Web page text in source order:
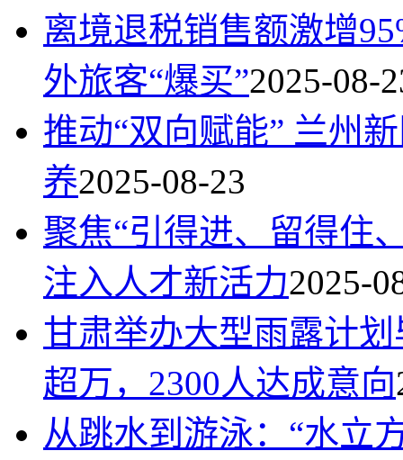
离境退税销售额激增
外旅客“爆买”2025-08-
推动“双向赋能” 兰州
养2025-08-23
聚焦“引得进、留得住
注入人才新活力2025-
甘肃举办大型雨露计
超万，2300人达成意向
从跳水到游泳：“水立